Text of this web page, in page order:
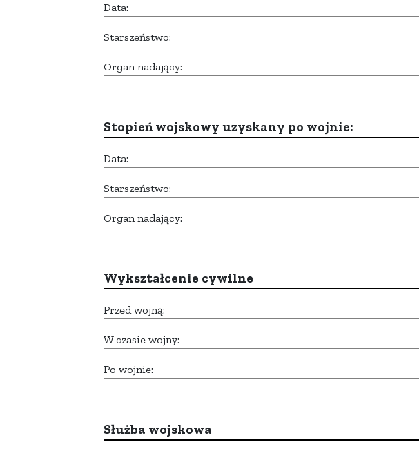
Data:
Starszeństwo:
Organ nadający:
Stopień wojskowy uzyskany po wojnie:
Data:
Starszeństwo:
Organ nadający:
Wykształcenie cywilne
Przed wojną:
W czasie wojny:
Po wojnie:
Służba wojskowa